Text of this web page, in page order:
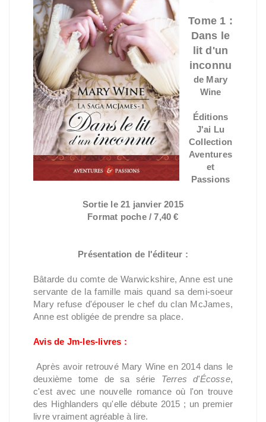
Tome 1 :
Dans le
lit d'un
inconnu
de Mary
Wine
Éditions
J'ai Lu
Collection
Aventures
et
Passions
Sortie le 21 janvier 2015
Format poche / 7,40 €
Présentation de l'éditeur :
Bâtarde du comte de Warwickshire, Anne est une
servante de la famille mais quand sa demi-soeur
Mary refuse d'épouser le chef du clan McJames,
Anne est obligée de prendre sa place.
Avis de Jm-les-livres :
Après avoir retrouvé Mary Wine en 2014 dans le
deuxième tome de sa série Terres d'Écosse,
c'est avec une nouvelle romance où l'on trouve
des Highlanders qu'elle débute 2015 ; un premier
livre vraiment agréable à lire.